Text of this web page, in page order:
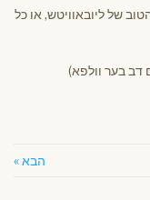
של ליובאוויטש, או כל
הבא »